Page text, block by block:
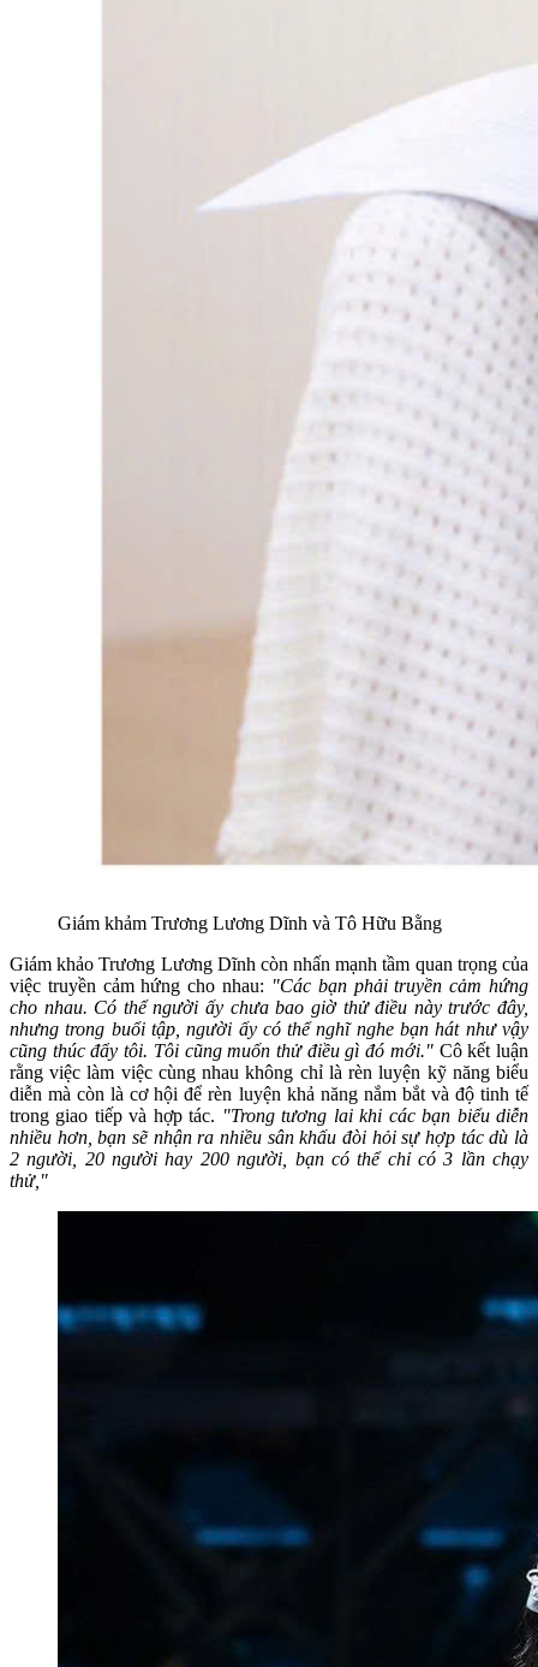
Giám khảm Trương Lương Dĩnh và Tô Hữu Bằng
Giám khảo Trương Lương Dĩnh còn nhấn mạnh tầm quan trọng của
việc truyền cảm hứng cho nhau: "Các bạn phải truyền cảm hứng
cho nhau. Có thể người ấy chưa bao giờ thử điều này trước đây,
nhưng trong buổi tập, người ấy có thể nghĩ nghe bạn hát như vậy
cũng thúc đẩy tôi. Tôi cũng muốn thử điều gì đó mới." Cô kết luận
rằng việc làm việc cùng nhau không chỉ là rèn luyện kỹ năng biểu
diễn mà còn là cơ hội để rèn luyện khả năng nắm bắt và độ tinh tế
trong giao tiếp và hợp tác. "Trong tương lai khi các bạn biểu diễn
nhiều hơn, bạn sẽ nhận ra nhiều sân khấu đòi hỏi sự hợp tác dù là
2 người, 20 người hay 200 người, bạn có thể chỉ có 3 lần chạy
thử,"